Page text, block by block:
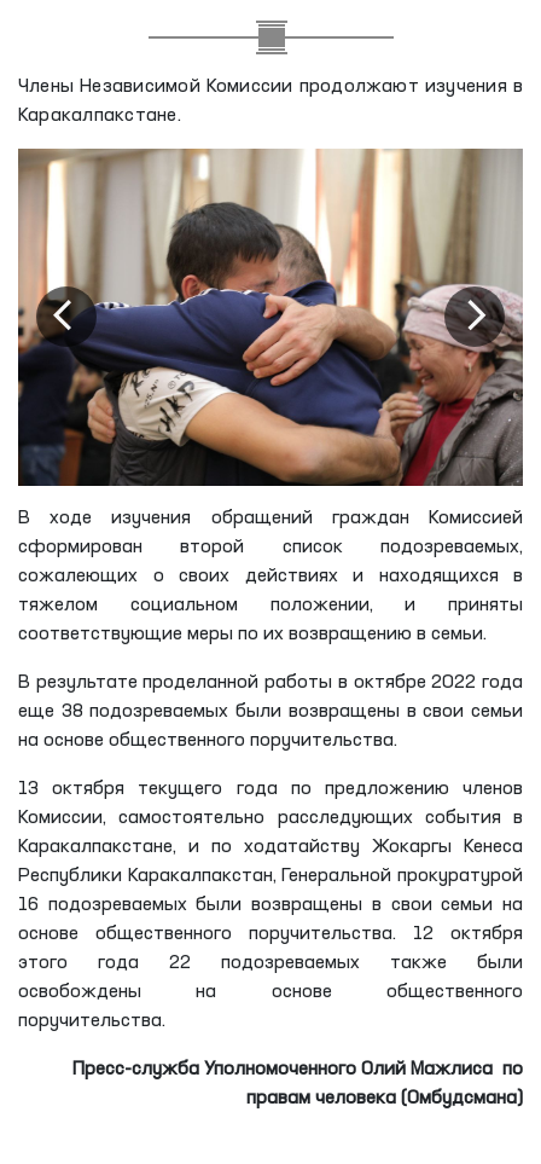
Члены Независимой Комиссии продолжают изучения в
Каракалпакстане.
В ходе изучения обращений граждан Комиссией
сформирован второй список подозреваемых,
сожалеющих о своих действиях и находящихся в
тяжелом социальном положении, и приняты
соответствующие меры по их возвращению в семьи.
В результате проделанной работы в октябре 2022 года
еще 38 подозреваемых были возвращены в свои семьи
на основе общественного поручительства.
13 октября текущего года по предложению членов
Комиссии, самостоятельно расследующих события в
Каракалпакстане, и по ходатайству Жокаргы Кенеса
Республики Каракалпакстан, Генеральной прокуратурой
16 подозреваемых были возвращены в свои семьи на
основе общественного поручительства. 12 октября
этого года 22 подозреваемых также были
освобождены на основе общественного
поручительства.
Пресс-служба Уполномоченного Олий Мажлиса по
правам человека (Омбудсмана)